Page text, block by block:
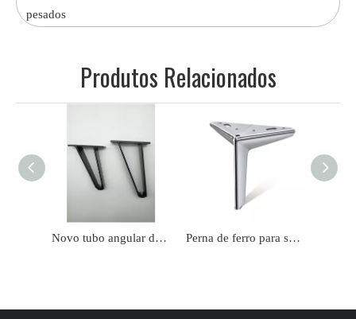
pesados
Produtos Relacionados
Novo tubo angular de pernas de sofá de ferro para cama Perna de ferro para sofá de móveis em forma de Y OEM de fábrica